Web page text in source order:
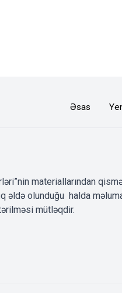
Əsas
materiallarından
əldə olunduğu halda
mütləqdir.